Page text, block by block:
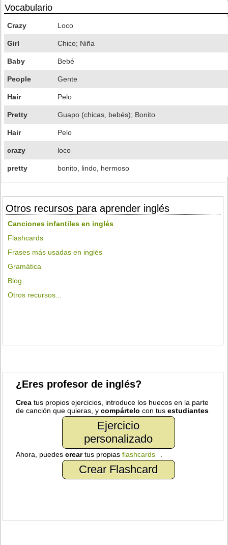
Vocabulario
Crazy Loco
Girl Chico; Niña
Baby Bebé
People Gente
Hair Pelo
Pretty Guapo (chicas, bebés); Bonito
Hair Pelo
crazy loco
pretty bonito, lindo, hermoso
Otros recursos para aprender inglés
Canciones infantiles en inglés
Flashcards
Frases más usadas en inglés
Gramática
Blog
Otros recursos...
¿Eres profesor de inglés?
Crea tus propios ejercicios, introduce los huecos en la parte
de canción que quieras, ycompártelo con tusestudiantes
Ejercicio
personalizado
Ahora, puedescreartus propiasflashcards
Crear Flashcard